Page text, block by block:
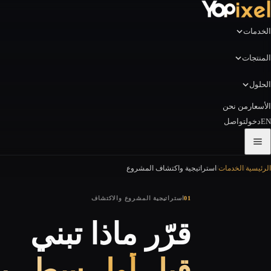
الخدمات
المنتجات
الحلول
الأسعار من نحن
ENدخولتواصل
الرئيسية الخدمات استراتيجية واكتشاف المشروع
01استراتيجية المشروع والاكتشاف
قرّر ماذا تبني